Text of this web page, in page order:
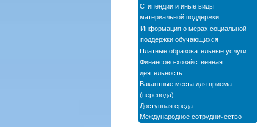
Стипендии и иные виды
материальной поддержки
Информация о мерах социальной
поддержки обучающихся
Платные образовательные услуги
Финансово-хозяйственная
деятельность
Вакантные места для приема
(перевода)
Доступная среда
Международное сотрудничество